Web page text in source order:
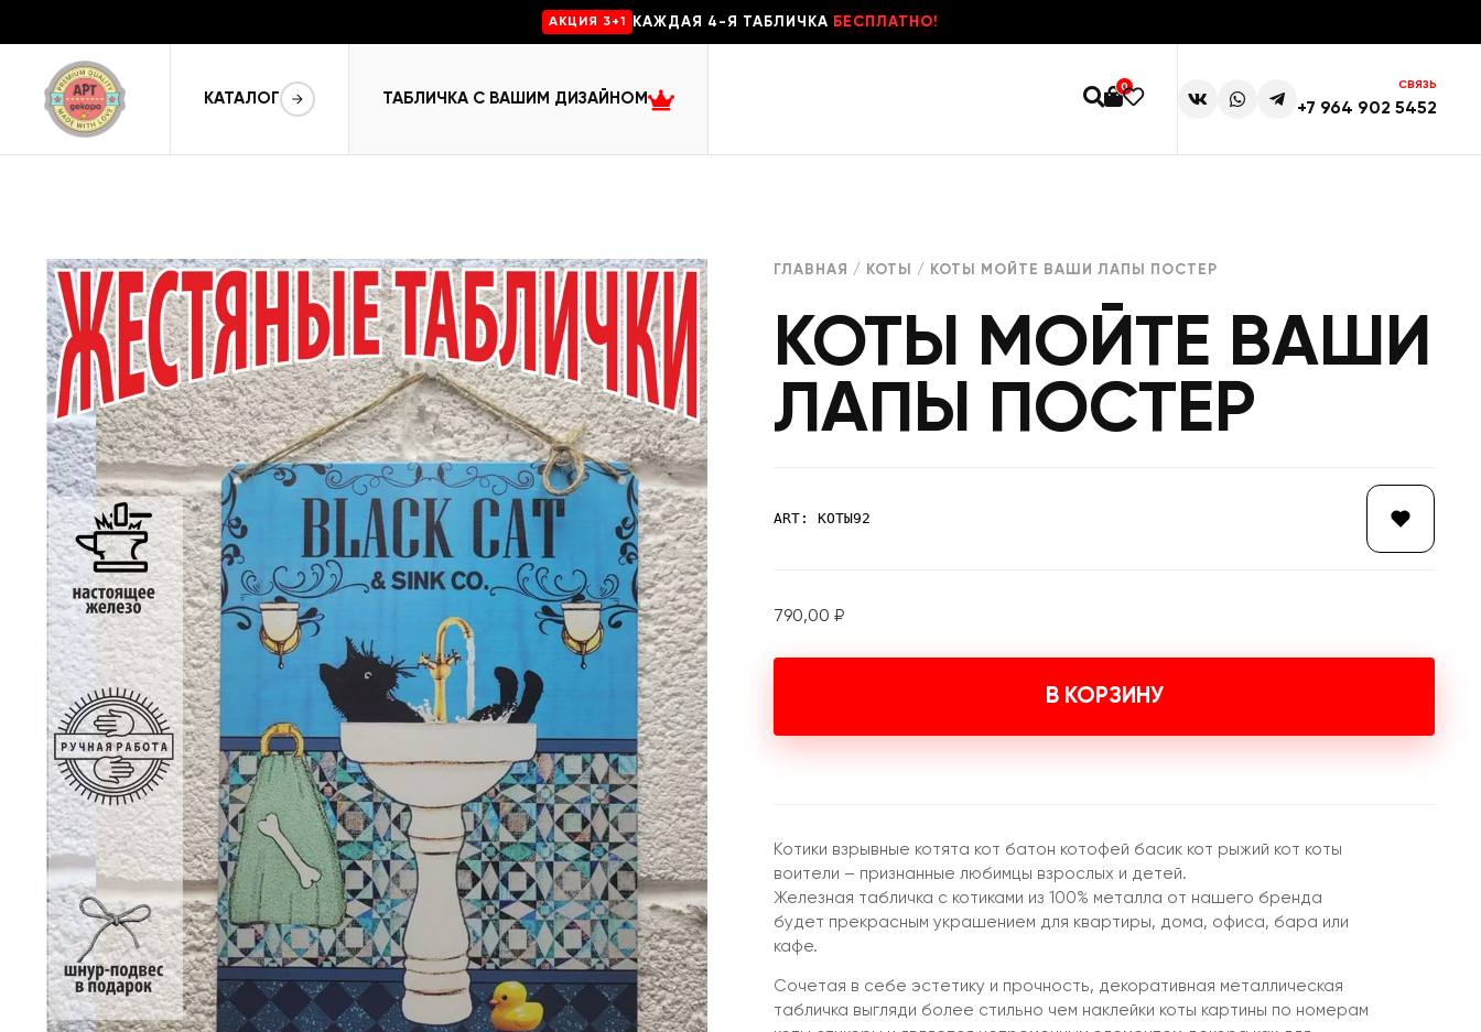
AKЦИЯ 3+1 КАЖДАЯ 4-Я ТАБЛИЧКА БЕСПЛАТНО!
КАТАЛОГ ТАБЛИЧКА С ВАШИМ ДИЗАЙНОМ
0 СВЯЗЬ
+7 964 902 5452
ГЛАВНАЯ / КОТЫ / КОТЫ МОЙТЕ ВАШИ ЛАПЫ ПОСТЕР
КОТЫ МОЙТЕ ВАШИ
ЛАПЫ ПОСТЕР
ART: КОТЫ92
790,00 ₽
В КОРЗИНУ
Котики взрывные котята кот батон котофей басик кот рыжий кот коты
воители – признанные любимцы взрослых и детей.
Железная табличка с котиками из 100% металла от нашего бренда
будет прекрасным украшением для квартиры, дома, офиса, бара или
кафе.
Сочетая в себе эстетику и прочность, декоративная металлическая
табличка выгляди более стильно чем наклейки коты картины по номерам